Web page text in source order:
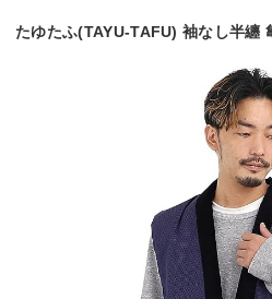
たゆたふ(TAYU-TAFU) 袖なし半纏